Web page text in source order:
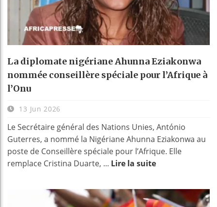
La diplomate nigériane Ahunna Eziakonwa
nommée conseillère spéciale pour l’Afrique à
l’Onu
13 Jun 2026
Le Secrétaire général des Nations Unies, António
Guterres, a nommé la Nigériane Ahunna Eziakonwa au
poste de Conseillère spéciale pour l’Afrique. Elle
remplace Cristina Duarte, ... Lire la suite